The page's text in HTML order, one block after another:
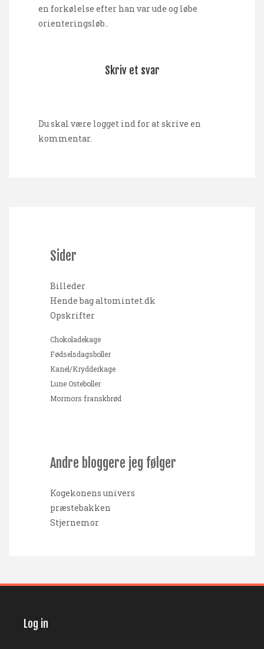
en forkølelse efter han var ude og løbe
orienteringsløb..
Skriv et svar
Du skal være logget ind for at skrive en
kommentar.
Sider
Billeder
Hende bag altomintet.dk
Opskrifter
Chokoladekage
Fødselsdagsboller
Kanel/Krydderkage
Lune Osteboller
Mormors franskbrød
Andre bloggere jeg følger
Kogekonens univers
præstebakken
Stjernemor
Log in